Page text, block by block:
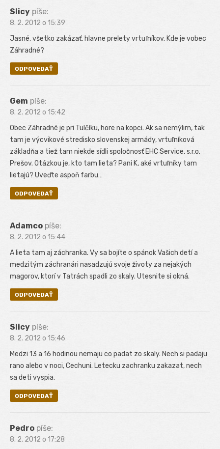
Slicy píše:
8. 2. 2012 o 15:39
Jasné, všetko zakázať, hlavne prelety vrtuľníkov. Kde je vobec
Záhradné?
ODPOVEDAŤ
Gem píše:
8. 2. 2012 o 15:42
Obec Záhradné je pri Tulčíku, hore na kopci. Ak sa nemýlim, tak
tam je výcvikové stredisko slovenskej armády, vrtuľníková
základňa a tiež tam niekde sídli spoločnosť EHC Service, s.r.o.
Prešov. Otázkou je, kto tam lieta? Pani K, aké vrtuľníky tam
lietajú? Uveďte aspoň farbu…
ODPOVEDAŤ
Adamco píše:
8. 2. 2012 o 15:44
A lieta tam aj záchranka. Vy sa bojíte o spánok Vašich detí a
medzitým záchranári nasadzujú svoje životy za nejakých
magorov, ktorí v Tatrách spadli zo skaly. Utesnite si okná.
ODPOVEDAŤ
Slicy píše:
8. 2. 2012 o 15:46
Medzi 13 a 16 hodinou nemaju co padat zo skaly. Nech si padaju
rano alebo v noci, Cechuni. Letecku zachranku zakazat, nech
sa deti vyspia.
ODPOVEDAŤ
Pedro píše:
8. 2. 2012 o 17:28